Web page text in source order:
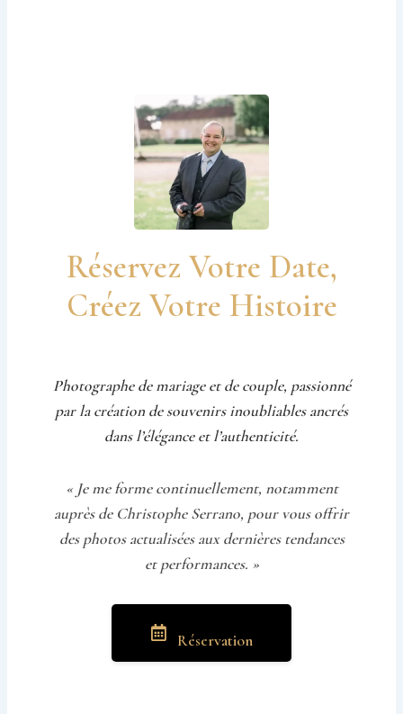
Réservez Votre Date,
Créez Votre Histoire
Photographe de mariage et de couple, passionné
par la création de souvenirs inoubliables ancrés
dans l’élégance et l’authenticité.
« Je me forme continuellement, notamment
auprès de Christophe Serrano, pour vous offrir
des photos actualisées aux dernières tendances
et performances. »
Réservation